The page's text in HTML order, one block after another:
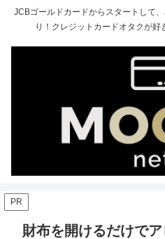
JCBゴールドカードからスタートして
り！クレジットカードオタクが好
PR
財布を開けるだけで